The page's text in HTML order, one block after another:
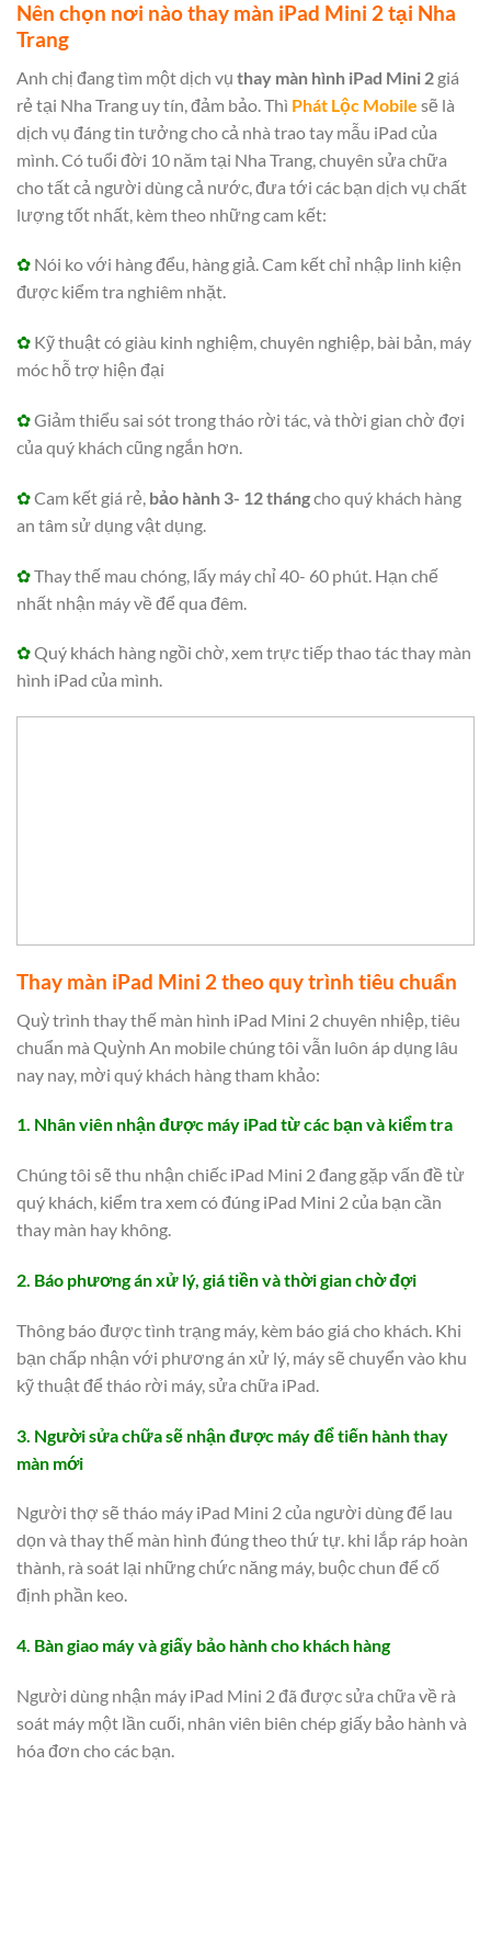
Nên chọn nơi nào thay màn iPad Mini 2 tại Nha
Trang
Anh chị đang tìm một dịch vụ thay màn hình iPad Mini 2 giá
rẻ tại Nha Trang uy tín, đảm bảo. Thì Phát Lộc Mobile sẽ là
dịch vụ đáng tin tưởng cho cả nhà trao tay mẫu iPad của
mình. Có tuổi đời 10 năm tại Nha Trang, chuyên sửa chữa
cho tất cả người dùng cả nước, đưa tới các bạn dịch vụ chất
lượng tốt nhất, kèm theo những cam kết:
✿ Nói ko với hàng đểu, hàng giả. Cam kết chỉ nhập linh kiện
được kiểm tra nghiêm nhặt.
✿ Kỹ thuật có giàu kinh nghiệm, chuyên nghiệp, bài bản, máy
móc hỗ trợ hiện đại
✿Giảm thiểu sai sót trong tháo rời tác, và thời gian chờ đợi
của quý khách cũng ngắn hơn.
✿Cam kết giá rẻ, bảo hành 3- 12 thángcho quý khách hàng
an tâm sử dụng vật dụng.
✿Thay thế mau chóng, lấy máy chỉ 40- 60 phút. Hạn chế
nhất nhận máy về để qua đêm.
✿Quý khách hàng ngồi chờ, xem trực tiếp thao tác thay màn
hình iPad của mình.
Thay màn iPad Mini 2 theo quy trình tiêu chuẩn
Quỳ trình thay thế màn hình iPad Mini 2 chuyên nhiệp, tiêu
chuẩn mà Quỳnh An mobile chúng tôi vẫn luôn áp dụng lâu
nay nay, mời quý khách hàng tham khảo:
1. Nhân viên nhận được máy iPad từ các bạn và kiểm tra
Chúng tôi sẽ thu nhận chiếc iPad Mini 2 đang gặp vấn đề từ
quý khách, kiểm tra xem có đúng iPad Mini 2 của bạn cần
thay màn hay không.
2. Báo phương án xử lý, giá tiền và thời gian chờ đợi
Thông báo được tình trạng máy, kèm báo giá cho khách. Khi
bạn chấp nhận với phương án xử lý, máy sẽ chuyển vào khu
kỹ thuật để tháo rời máy, sửa chữa iPad.
3. Người sửa chữa sẽ nhận được máy để tiến hành thay
màn mới
Người thợ sẽ tháo máy iPad Mini 2 của người dùng để lau
dọn và thay thế màn hình đúng theo thứ tự. khi lắp ráp hoàn
thành, rà soát lại những chức năng máy, buộc chun để cố
định phần keo.
4. Bàn giao máy và giấy bảo hành cho khách hàng
Người dùng nhận máy iPad Mini 2 đã được sửa chữa về rà
soát máy một lần cuối, nhân viên biên chép giấy bảo hành và
hóa đơn cho các bạn.